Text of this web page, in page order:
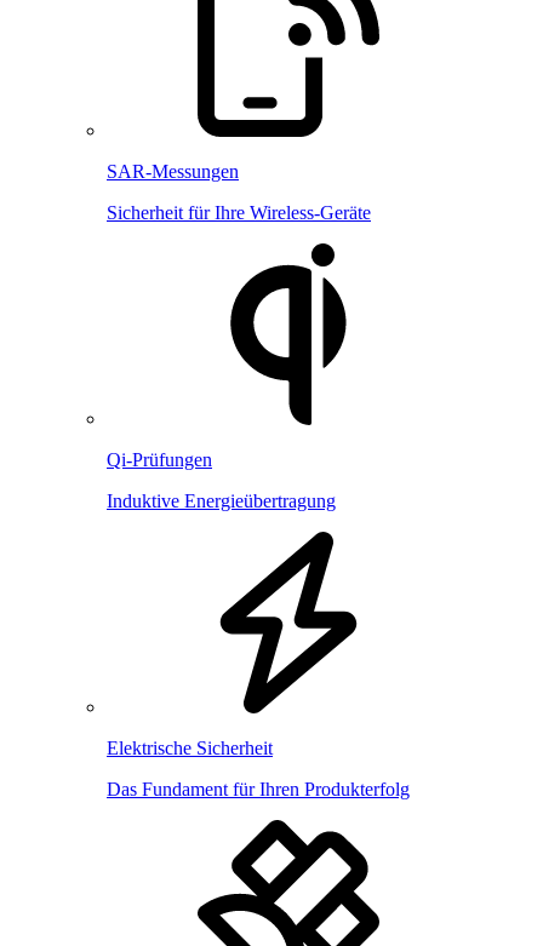
SAR-Messungen
Sicherheit für Ihre Wireless-Geräte
Qi-Prüfungen
Induktive Energieübertragung
Elektrische Sicherheit
Das Fundament für Ihren Produkterfolg